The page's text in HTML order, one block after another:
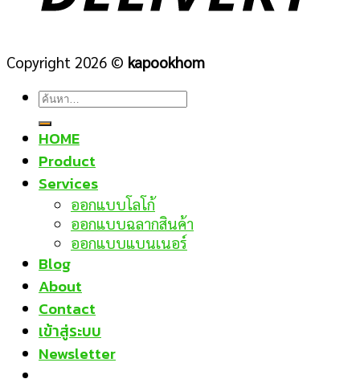
Copyright 2026 © kapookhom
ค้นหา:
HOME
Product
Services
ออกแบบโลโก้
ออกแบบฉลากสินค้า
ออกแบบแบนเนอร์
Blog
About
Contact
เข้าสู่ระบบ
Newsletter